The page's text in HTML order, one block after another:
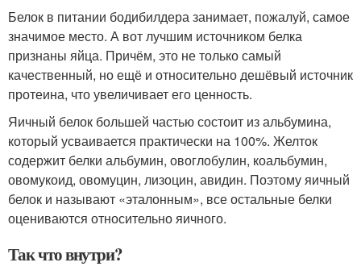
Белок в питании бодибилдера занимает, пожалуй, самое
значимое место. А вот лучшим источником белка
признаны яйца. Причём, это не только самый
качественный, но ещё и относительно дешёвый источник
протеина, что увеличивает его ценность.
Яичный белок большей частью состоит из альбумина,
который усваивается практически на 100%. Желток
содержит белки альбумин, овоглобулин, коальбумин,
овомукоид, овомуцин, лизоцин, авидин. Поэтому яичный
белок и называют «эталонным», все остальные белки
оцениваются относительно яичного.
Так что внутри?